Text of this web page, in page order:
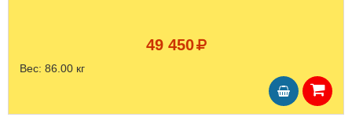
49 450
Вес: 86.00 кг